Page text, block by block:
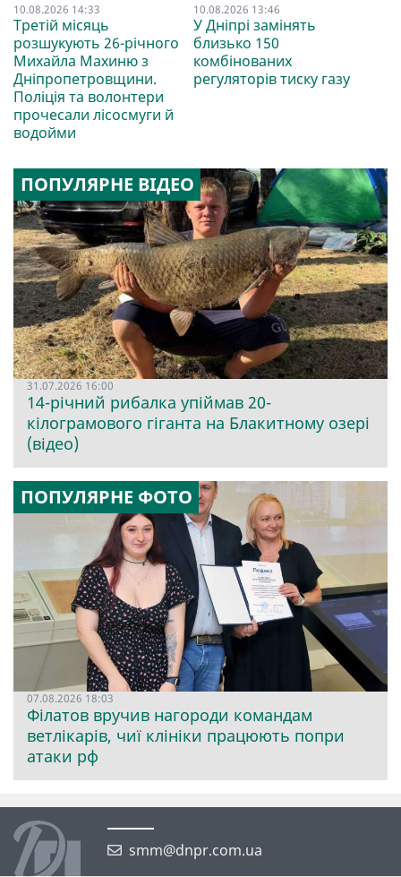
10.08.2026 14:33
Третій місяць
розшукують 26-річного
Михайла Махиню з
Дніпропетровщини.
Поліція та волонтери
прочесали лісосмуги й
водойми
10.08.2026 13:46
У Дніпрі замінять
близько 150
комбінованих
регуляторів тиску газу
ПОПУЛЯРНЕ ВІДЕО
31.07.2026 16:00
14-річний рибалка упіймав 20-
кілограмового гіганта на Блакитному озері
(відео)
ПОПУЛЯРНЕ ФОТО
07.08.2026 18:03
Філатов вручив нагороди командам
ветлікарів, чиї клініки працюють попри
атаки рф
smm@dnpr.com.ua